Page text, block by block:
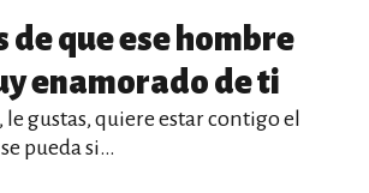
de que ese hombre
enamorado de ti
le gustas, quiere estar contigo el
pueda si…